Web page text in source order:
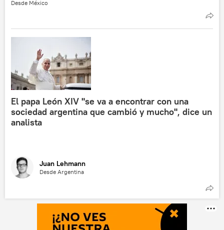
Desde México
El papa León XIV "se va a encontrar con una
sociedad argentina que cambió y mucho", dice un
analista
Juan Lehmann
Desde Argentina